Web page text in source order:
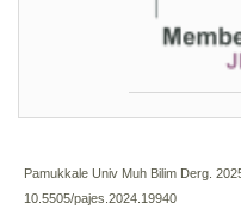
Pamukkale Univ Muh Bilim Derg.
10.5505/pajes.2024.19940